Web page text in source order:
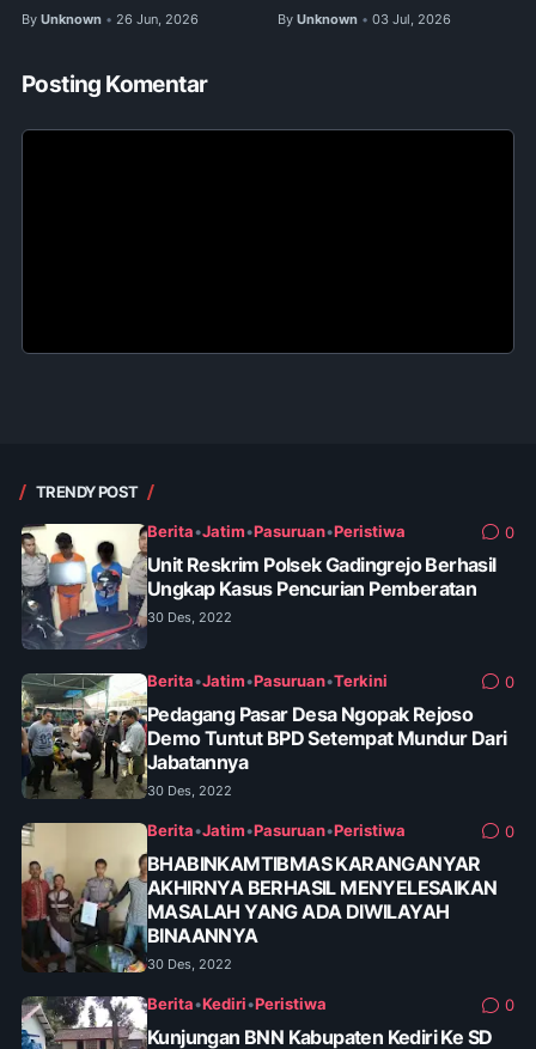
By Unknown • 26 Jun, 2026 By Unknown • 03 Jul, 2026
Posting Komentar
TRENDY POST
Berita•Jatim•Pasuruan•Peristiwa 0
Unit Reskrim Polsek Gadingrejo Berhasil
Ungkap Kasus Pencurian Pemberatan
30 Des, 2022
Berita•Jatim•Pasuruan•Terkini 0
Pedagang Pasar Desa Ngopak Rejoso
Demo Tuntut BPD Setempat Mundur Dari
Jabatannya
30 Des, 2022
Berita•Jatim•Pasuruan•Peristiwa 0
BHABINKAMTIBMAS KARANGANYAR
AKHIRNYA BERHASIL MENYELESAIKAN
MASALAH YANG ADA DIWILAYAH
BINAANNYA
30 Des, 2022
Berita•Kediri•Peristiwa 0
Kunjungan BNN Kabupaten Kediri Ke SD